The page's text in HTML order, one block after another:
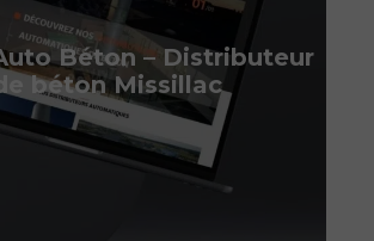
Béton – Distributeur
béton Missillac